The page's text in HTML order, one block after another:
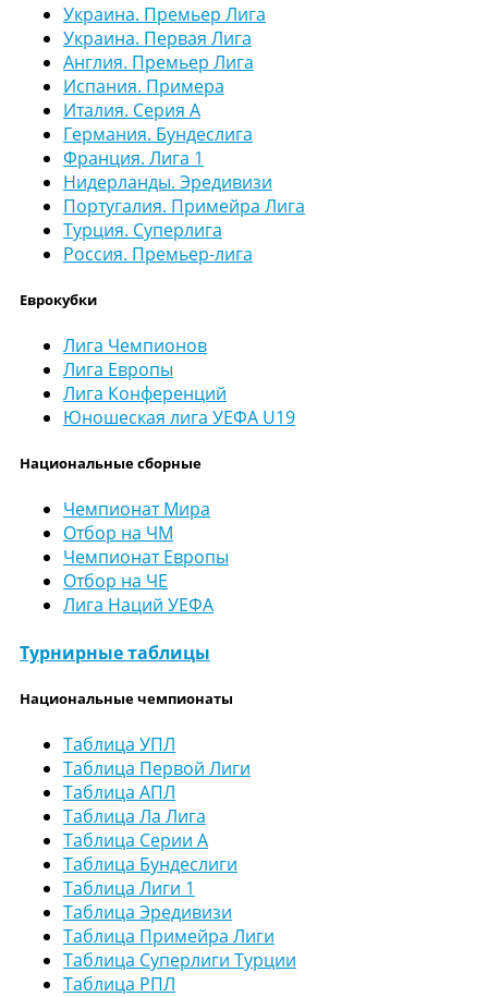
Украина. Премьер Лига
Украина. Первая Лига
Англия. Премьер Лига
Испания. Примера
Италия. Серия А
Германия. Бундеслига
Франция. Лига 1
Нидерланды. Эредивизи
Португалия. Примейра Лига
Турция. Суперлига
Россия. Премьер-лига
Еврокубки
Лига Чемпионов
Лига Европы
Лига Конференций
Юношеская лига УЕФА U19
Национальные сборные
Чемпионат Мира
Отбор на ЧМ
Чемпионат Европы
Отбор на ЧЕ
Лига Наций УЕФА
Турнирные таблицы
Национальные чемпионаты
Таблица УПЛ
Таблица Первой Лиги
Таблица АПЛ
Таблица Ла Лига
Таблица Серии А
Таблица Бундеслиги
Таблица Лиги 1
Таблица Эредивизи
Таблица Примейра Лиги
Таблица Суперлиги Турции
Таблица РПЛ